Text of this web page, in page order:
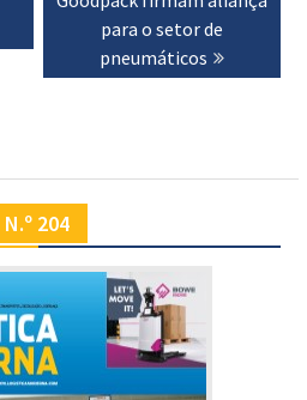
para o setor de
pneumáticos
204